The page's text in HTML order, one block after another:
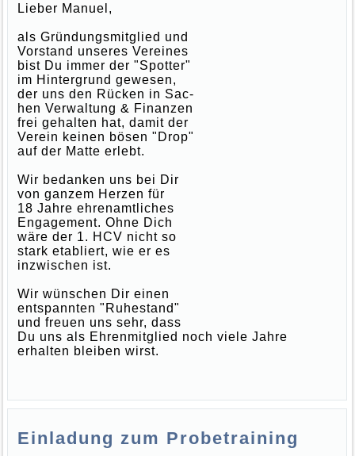
Lieber Manuel,
als Gründungsmitglied und
Vorstand unseres Vereines
bist Du immer der "Spotter"
im Hintergrund gewesen,
der uns den Rücken in Sac-
hen Verwaltung & Finanzen
frei gehalten hat, damit der
Verein keinen bösen "Drop"
auf der Matte erlebt.
Wir bedanken uns bei Dir
von ganzem Herzen für
18 Jahre ehrenamtliches
Engagement. Ohne Dich
wäre der 1. HCV nicht so
stark etabliert, wie er es
inzwischen ist.
Wir wünschen Dir einen
entspannten "Ruhestand"
und freuen uns sehr, dass
Du uns als Ehrenmitglied noch viele Jahre
erhalten bleiben wirst.
Einladung zum Probetraining